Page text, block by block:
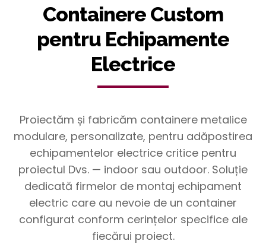
Containere Custom
pentru Echipamente
Electrice
Proiectăm și fabricăm containere metalice
modulare, personalizate, pentru adăpostirea
echipamentelor electrice critice pentru
proiectul Dvs. — indoor sau outdoor. Soluție
dedicată firmelor de montaj echipament
electric care au nevoie de un container
configurat conform cerințelor specifice ale
fiecărui proiect.